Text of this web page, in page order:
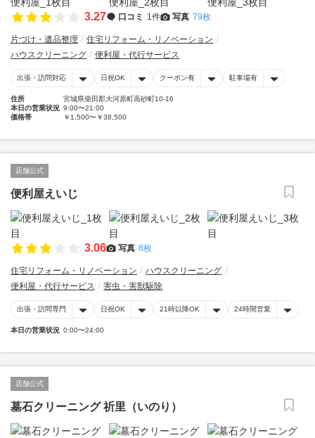
3.27 口コミ 1件 写真 79枚
片づけ・遺品整理
住宅リフォーム・リノベーション
ハウスクリーニング
便利屋・代行サービス
出張・訪問対応 日祝OK クーポン有 駐車場有
住所
宮城県柴田郡大河原町高砂町10-16
本日の営業状況 9:00〜21:00
価格帯
￥1,500〜￥38,500
店舗公式
便利屋えいじ
3.06 写真 8枚
住宅リフォーム・リノベーション
ハウスクリーニング
便利屋・代行サービス
害虫・害獣駆除
出張・訪問専門 日祝OK 21時以降OK 24時間営業
本日の営業状況 0:00〜24:00
店舗公式
墓石クリーニング 祈里（いのり）